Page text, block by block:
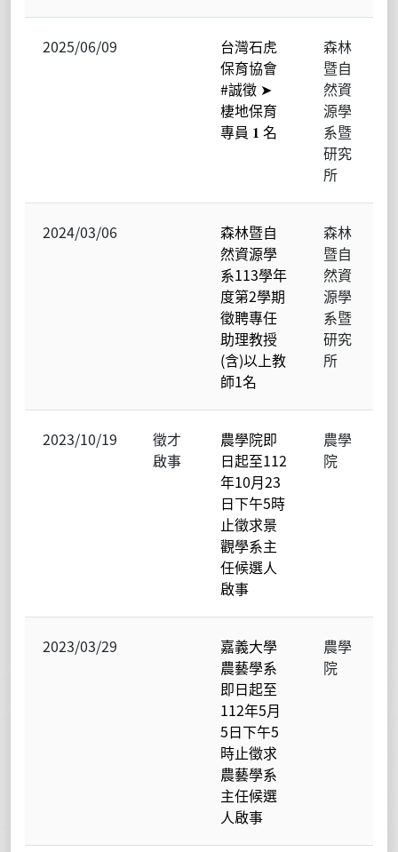
2025/06/09
台灣石虎
保育協會
#誠徵 ➤
棲地保育
專員 𝟏 名
森林
暨自
然資
源學
系暨
研究
所
2024/03/06
森林暨自
然資源學
系113學年
度第2學期
徵聘專任
助理教授
(含)以上教
師1名
森林
暨自
然資
源學
系暨
研究
所
2023/10/19
徵才
啟事
農學院即
日起至112
年10月23
日下午5時
止徵求景
觀學系主
任候選人
啟事
農學
院
2023/03/29
嘉義大學
農藝學系
即日起至
112年5月
5日下午5
時止徵求
農藝學系
主任候選
人啟事
農學
院